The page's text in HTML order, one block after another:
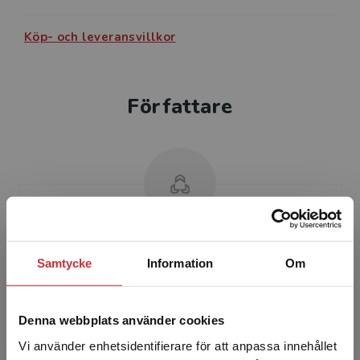
Samtycke Information Om
Denna webbplats använder cookies
Vi använder enhetsidentifierare för att anpassa innehållet
Köp- och leveransvillkor
Författare
Camilla Forsberg
Camilla Forsberg är lektor i pedagogik. Hennes
Camilla är i grunden ämneslärare i svenska och
har lång er...